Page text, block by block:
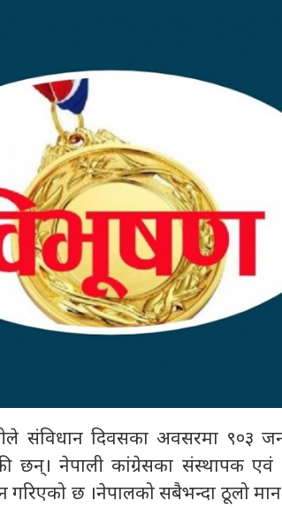
संविधान दिवसका अवसरमा ९०३
नेपाली कांग्रेसका संस्थापक एवं
गरिएको छ ।नेपालको सबैभन्दा ठूलो